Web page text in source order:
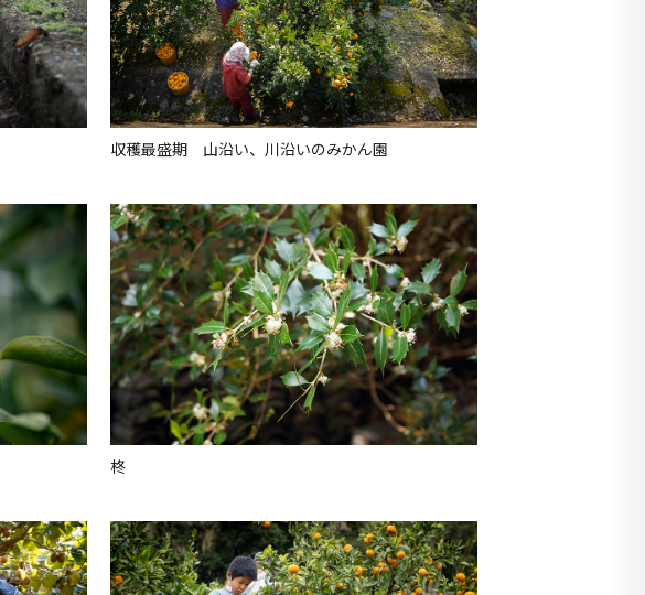
収穫最盛期 山沿い、川沿いのみかん園
柊